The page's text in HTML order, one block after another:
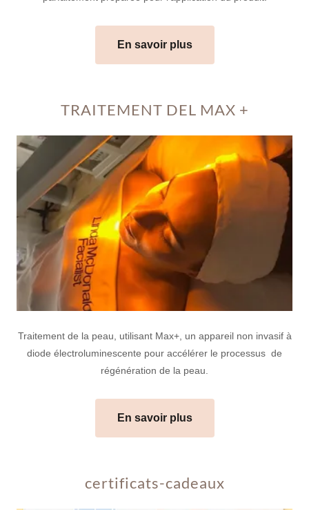
En savoir plus
TRAITEMENT DEL MAX +
Traitement de la peau, utilisant Max+, un appareil non invasif à
diode électroluminescente pour accélérer le processus de
régénération de la peau.
En savoir plus
certificats-cadeaux